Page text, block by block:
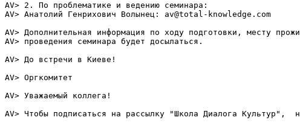
AV> 2. По проблематике и ведению семинара:
AV> Анатолий Генрихович Волынец: av@total-knowledge.com
AV> Дополнительная информация по ходу подготовки, месту
AV> проведения семинара будет досылаться.
AV> До встречи в Киеве!
AV> Оргкомитет
AV> Уважаемый коллега!
AV> Чтобы подписаться на рассылку "Школа Диалога Культур",